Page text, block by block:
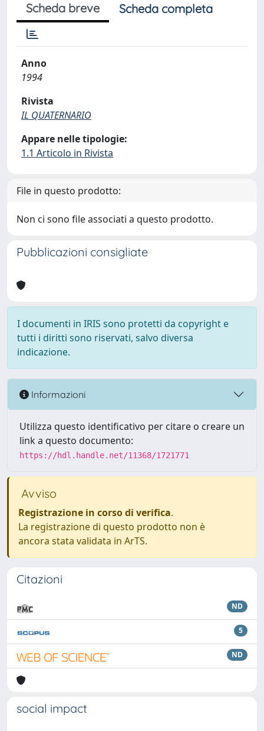
Scheda breve Scheda completa
Anno
1994
Rivista
IL QUATERNARIO
Appare nelle tipologie:
1.1 Articolo in Rivista
File in questo prodotto:
Non ci sono file associati a questo prodotto.
Pubblicazioni consigliate
I documenti in IRIS sono protetti da copyright e
tutti i diritti sono riservati, salvo diversa
indicazione.
Informazioni
Utilizza questo identificativo per citare o creare un
link a questo documento:
https://hdl.handle.net/11368/1721771
Avviso
Registrazione in corso di verifica.
La registrazione di questo prodotto non è
ancora stata validata in ArTS.
Citazioni
ND
5
ND
social impact